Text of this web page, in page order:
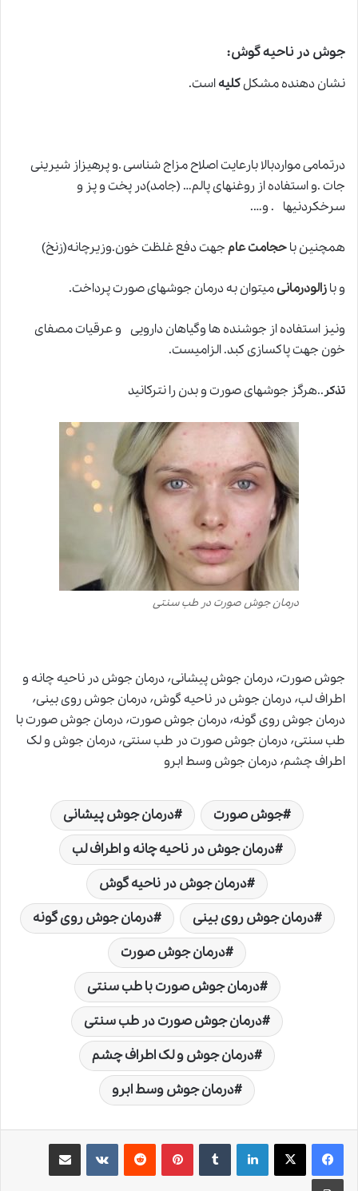
جوش در ناحیه گوش:
نشان دهنده مشکلکلیهاست.
درتمامی مواردبالا بارعایت اصلاح مزاج شناسی .و پرهیزاز شیرینی
جات .و استفاده از روغنهای پالم… (جامد)در پخت و پز و
سرخکردنیها . و….
همچنین باحجامت عامجهت دفع غلظت خون.وزیرچانه(زنخ)
و بازالودرمانیمیتوان به درمان جوشهای صورت پرداخت.
ونیز استفاده از جوشنده ها وگیاهان دارویی و عرقیات مصفای
خون جهت پاکسازی کبد. الزامیست.
تذکر ..هرگز جوشهای صورت و بدن را نترکانید
درمان جوش صورت در طب سنتی
جوش صورت٬ درمان جوش پیشانی٬ درمان جوش در ناحیه چانه و
اطراف لب٬ درمان جوش در ناحیه گوش٬ درمان جوش روی بینی٬
درمان جوش روی گونه٬ درمان جوش صورت٬ درمان جوش صورت با
طب سنتی٬ درمان جوش صورت در طب سنتی٬ درمان جوش و لک
اطراف چشم٬ درمان جوش وسط ابرو
جوش صورت
درمان جوش پیشانی
درمان جوش در ناحیه چانه و اطراف لب
درمان جوش در ناحیه گوش
درمان جوش روی بینی
درمان جوش روی گونه
درمان جوش صورت
درمان جوش صورت با طب سنتی
درمان جوش صورت در طب سنتی
درمان جوش و لک اطراف چشم
درمان جوش وسط ابرو
لینکدین ‫تامبلر ‫پین‌ترست‫رددیت ‫VKontakteاشتراک گذاری از طریق ایمیل
چاپ